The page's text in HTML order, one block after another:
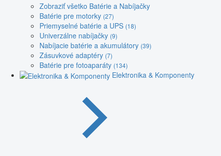
Zobraziť všetko Batérie a Nabíjačky
Batérie pre motorky (27)
Priemyselné batérie a UPS (18)
Univerzálne nabíjačky (9)
Nabíjacie batérie a akumulátory (39)
Zásuvkové adaptéry (7)
Batérie pre fotoaparáty (134)
Elektronika & Komponenty